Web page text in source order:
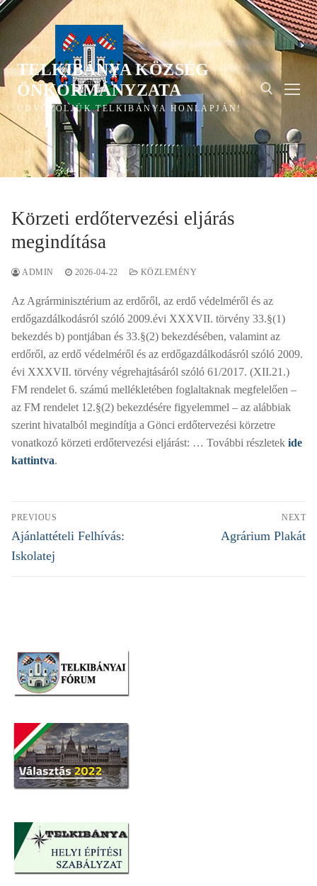
Ugrás
a
tartalomra
TELKIBÁNYA KÖZSÉG
ÖNKORMÁNYZATA
ÜDVÖZÖLJÜK TELKIBÁNYA HONLAPJÁN!
Keresése:
Körzeti erdőtervezési eljárás
megindítása
ADMIN 2026-04-22 KÖZLEMÉNY
Az Agrárminisztérium az erdőről, az erdő védelméről és az
erdőgazdálkodásról szóló 2009.évi XXXVII. törvény 33.§(1)
bekezdés b) pontjában és 33.§(2) bekezdésében, valamint az
erdőről, az erdő védelméről és az erdőgazdálkodásról szóló 2009.
évi XXXVII. törvény végrehajtásáról szóló 61/2017. (XII.21.)
FM rendelet 6. számú mellékletében foglaltaknak megfelelően –
az FM rendelet 12.§(2) bekezdésére figyelemmel – az alábbiak
szerint hivatalból megindítja a Gönci erdőtervezési körzetre
vonatkozó körzeti erdőtervezési eljárást: … További részletek ide
kattintva.
Bejegyzés
navigáció
PREVIOUS
Previous
post:
Ajánlattételi Felhívás:
Iskolatej
NEXT
Next
Agrárium Plakát